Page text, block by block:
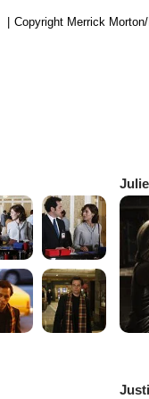
Copyright Merrick